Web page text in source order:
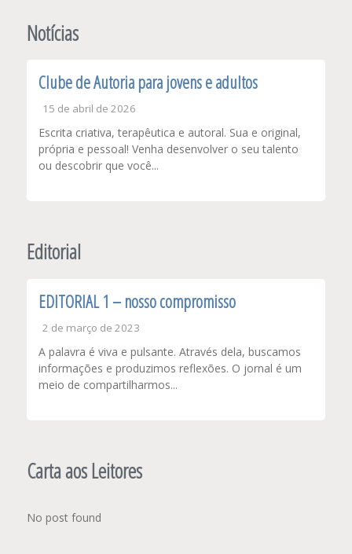
Post
Notícias
Clube de Autoria para jovens e adultos
15 de abril de 2026
Escrita criativa, terapêutica e autoral. Sua e original,
própria e pessoal! Venha desenvolver o seu talento
ou descobrir que você...
Editorial
EDITORIAL 1 – nosso compromisso
2 de março de 2023
A palavra é viva e pulsante. Através dela, buscamos
informações e produzimos reflexões. O jornal é um
meio de compartilharmos...
Carta aos Leitores
No post found